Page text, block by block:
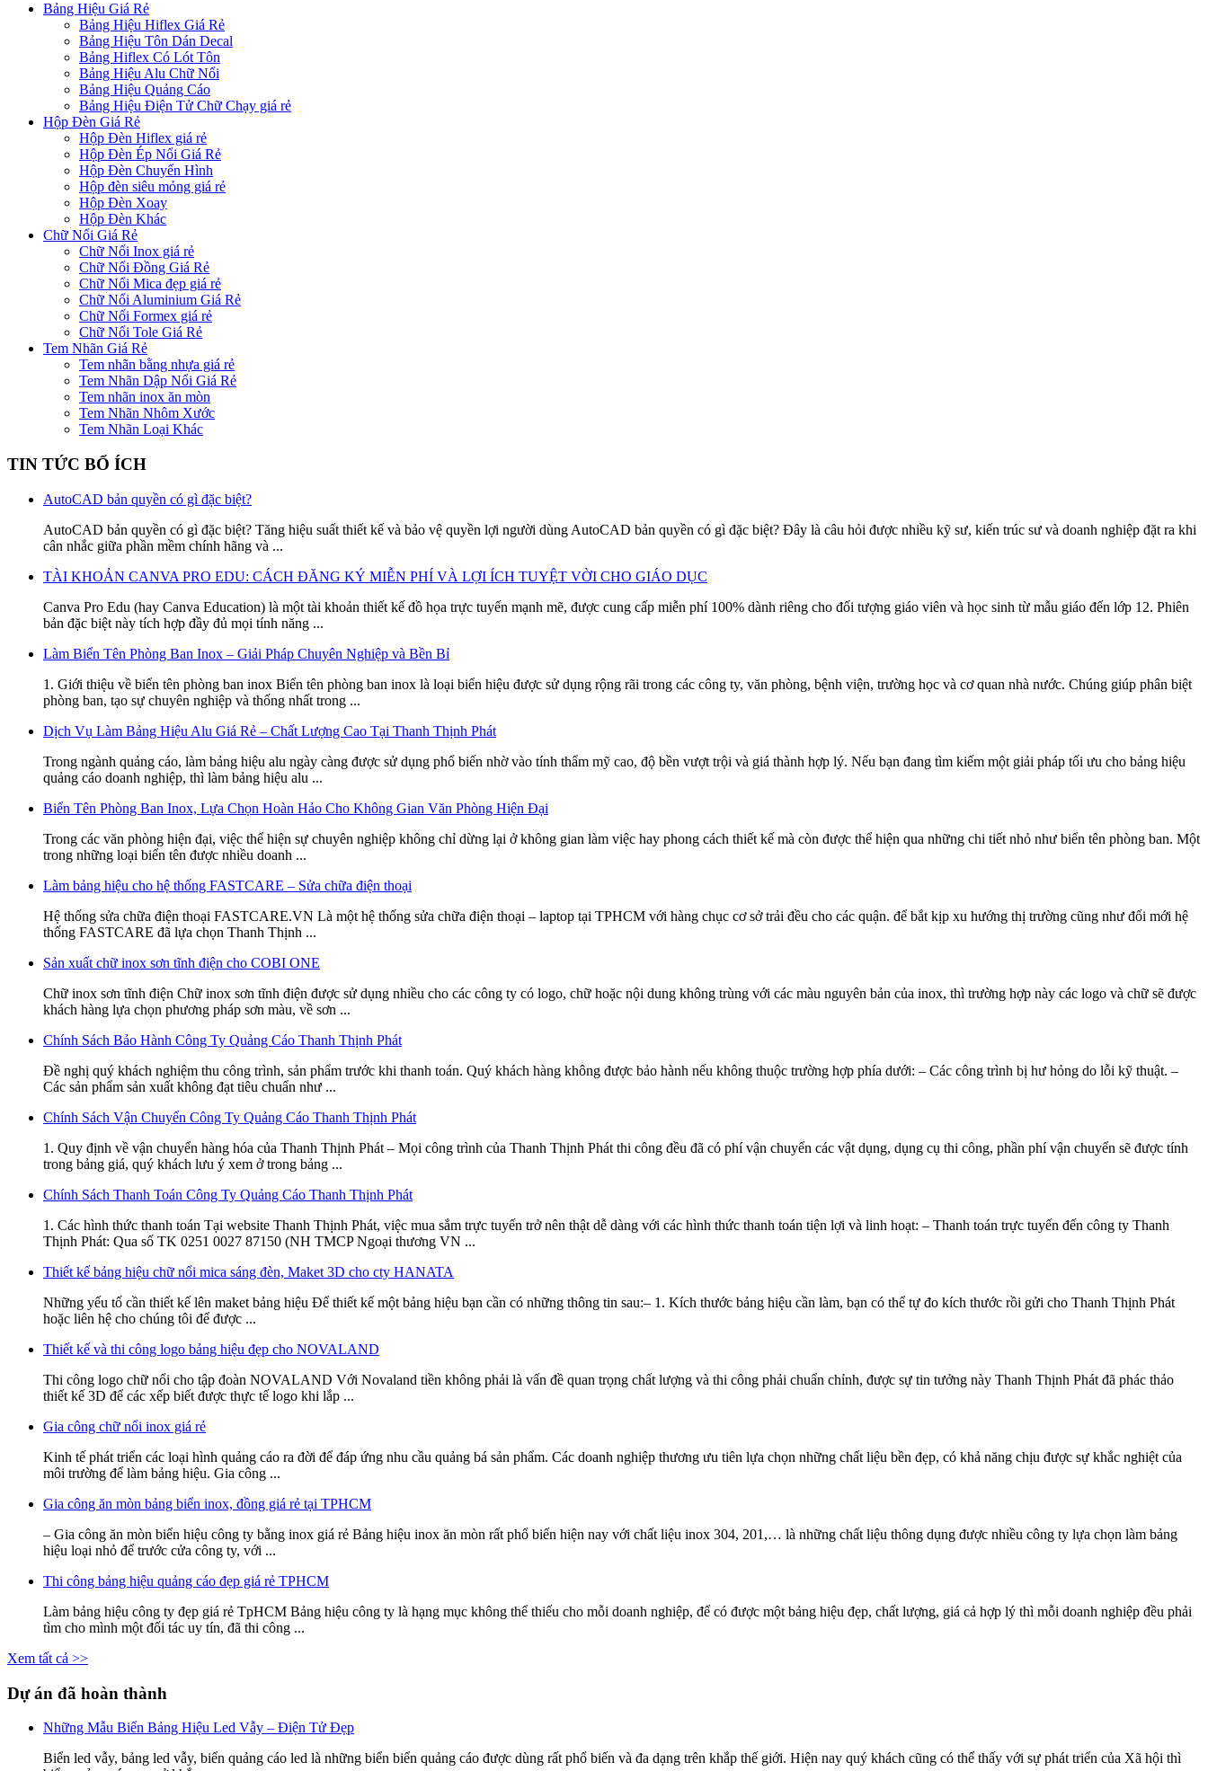
Bảng Hiệu Giá Rẻ
Bảng Hiệu Hiflex Giá Rẻ
Bảng Hiệu Tôn Dán Decal
Bảng Hiflex Có Lót Tôn
Bảng Hiệu Alu Chữ Nổi
Bảng Hiệu Quảng Cáo
Bảng Hiệu Điện Tử Chữ Chạy giá rẻ
Hộp Đèn Giá Rẻ
Hộp Đèn Hiflex giá rẻ
Hộp Đèn Ép Nổi Giá Rẻ
Hộp Đèn Chuyển Hình
Hộp đèn siêu mỏng giá rẻ
Hộp Đèn Xoay
Hộp Đèn Khác
Chữ Nổi Giá Rẻ
Chữ Nổi Inox giá rẻ
Chữ Nổi Đồng Giá Rẻ
Chữ Nổi Mica đẹp giá rẻ
Chữ Nổi Aluminium Giá Rẻ
Chữ Nổi Formex giá rẻ
Chữ Nổi Tole Giá Rẻ
Tem Nhãn Giá Rẻ
Tem nhãn bằng nhựa giá rẻ
Tem Nhãn Dập Nổi Giá Rẻ
Tem nhãn inox ăn mòn
Tem Nhãn Nhôm Xước
Tem Nhãn Loại Khác
TIN TỨC BỔ ÍCH
AutoCAD bản quyền có gì đặc biệt?
AutoCAD bản quyền có gì đặc biệt? Tăng hiệu suất thiết kế và bảo vệ quyền lợi người dùng AutoCAD bản quyền có gì đặc biệt? Đây là câu hỏi được nhiều kỹ sư, kiến trúc sư và doanh nghiệp đặt ra khi
cân nhắc giữa phần mềm chính hãng và ...
TÀI KHOẢN CANVA PRO EDU: CÁCH ĐĂNG KÝ MIỄN PHÍ VÀ LỢI ÍCH TUYỆT VỜI CHO GIÁO DỤC
Canva Pro Edu (hay Canva Education) là một tài khoản thiết kế đồ họa trực tuyến mạnh mẽ, được cung cấp miễn phí 100% dành riêng cho đối tượng giáo viên và học sinh từ mẫu giáo đến lớp 12. Phiên
bản đặc biệt này tích hợp đầy đủ mọi tính năng ...
Làm Biển Tên Phòng Ban Inox – Giải Pháp Chuyên Nghiệp và Bền Bỉ
1. Giới thiệu về biển tên phòng ban inox Biển tên phòng ban inox là loại biển hiệu được sử dụng rộng rãi trong các công ty, văn phòng, bệnh viện, trường học và cơ quan nhà nước. Chúng giúp phân biệt
phòng ban, tạo sự chuyên nghiệp và thống nhất trong ...
Dịch Vụ Làm Bảng Hiệu Alu Giá Rẻ – Chất Lượng Cao Tại Thanh Thịnh Phát
Trong ngành quảng cáo, làm bảng hiệu alu ngày càng được sử dụng phổ biến nhờ vào tính thẩm mỹ cao, độ bền vượt trội và giá thành hợp lý. Nếu bạn đang tìm kiếm một giải pháp tối ưu cho bảng hiệu
quảng cáo doanh nghiệp, thì làm bảng hiệu alu ...
Biển Tên Phòng Ban Inox, Lựa Chọn Hoàn Hảo Cho Không Gian Văn Phòng Hiện Đại
Trong các văn phòng hiện đại, việc thể hiện sự chuyên nghiệp không chỉ dừng lại ở không gian làm việc hay phong cách thiết kế mà còn được thể hiện qua những chi tiết nhỏ như biển tên phòng ban. Một
trong những loại biển tên được nhiều doanh ...
Làm bảng hiệu cho hệ thống FASTCARE – Sửa chữa điện thoại
Hệ thống sửa chữa điện thoại FASTCARE.VN Là một hệ thống sửa chữa điện thoại – laptop tại TPHCM với hàng chục cơ sở trải đều cho các quận. để bắt kịp xu hướng thị trường cũng như đổi mới hệ
thống FASTCARE đã lựa chọn Thanh Thịnh ...
Sản xuất chữ inox sơn tĩnh điện cho COBI ONE
Chữ inox sơn tĩnh điện Chữ inox sơn tĩnh điện được sử dụng nhiều cho các công ty có logo, chữ hoặc nội dung không trùng với các màu nguyên bản của inox, thì trường hợp này các logo và chữ sẽ được
khách hàng lựa chọn phương pháp sơn màu, về sơn ...
Chính Sách Bảo Hành Công Ty Quảng Cáo Thanh Thịnh Phát
Đề nghị quý khách nghiệm thu công trình, sản phẩm trước khi thanh toán. Quý khách hàng không được bảo hành nếu không thuộc trường hợp phía dưới: – Các công trình bị hư hỏng do lỗi kỹ thuật. –
Các sản phẩm sản xuất không đạt tiêu chuẩn như ...
Chính Sách Vận Chuyển Công Ty Quảng Cáo Thanh Thịnh Phát
1. Quy định về vận chuyển hàng hóa của Thanh Thịnh Phát – Mọi công trình của Thanh Thịnh Phát thi công đều đã có phí vận chuyển các vật dụng, dụng cụ thi công, phần phí vận chuyển sẽ được tính
trong bảng giá, quý khách lưu ý xem ở trong bảng ...
Chính Sách Thanh Toán Công Ty Quảng Cáo Thanh Thịnh Phát
1. Các hình thức thanh toán Tại website Thanh Thịnh Phát, việc mua sắm trực tuyến trở nên thật dễ dàng với các hình thức thanh toán tiện lợi và linh hoạt: – Thanh toán trực tuyến đến công ty Thanh
Thịnh Phát: Qua số TK 0251 0027 87150 (NH TMCP Ngoại thương VN ...
Thiết kế bảng hiệu chữ nổi mica sáng đèn, Maket 3D cho cty HANATA
Những yếu tố cần thiết kế lên maket bảng hiệu Để thiết kế một bảng hiệu bạn cần có những thông tin sau:– 1. Kích thước bảng hiệu cần làm, bạn có thể tự đo kích thước rồi gửi cho Thanh Thịnh Phát
hoặc liên hệ cho chúng tôi để được ...
Thiết kế và thi công logo bảng hiệu đẹp cho NOVALAND
Thi công logo chữ nổi cho tập đoàn NOVALAND Với Novaland tiền không phải là vấn đề quan trọng chất lượng và thi công phải chuẩn chỉnh, được sự tin tưởng này Thanh Thịnh Phát đã phác thảo
thiết kế 3D để các xếp biết được thực tế logo khi lắp ...
Gia công chữ nổi inox giá rẻ
Kinh tế phát triển các loại hình quảng cáo ra đời để đáp ứng nhu cầu quảng bá sản phẩm. Các doanh nghiệp thương ưu tiên lựa chọn những chất liệu bền đẹp, có khả năng chịu được sự khắc nghiệt của
môi trường để làm bảng hiệu. Gia công ...
Gia công ăn mòn bảng biển inox, đồng giá rẻ tại TPHCM
– Gia công ăn mòn biển hiệu công ty bằng inox giá rẻ Bảng hiệu inox ăn mòn rất phổ biến hiện nay với chất liệu inox 304, 201,… là những chất liệu thông dụng được nhiều công ty lựa chọn làm bảng
hiệu loại nhỏ để trước cửa công ty, với ...
Thi công bảng hiệu quảng cáo đẹp giá rẻ TPHCM
Làm bảng hiệu công ty đẹp giá rẻ TpHCM Bảng hiệu công ty là hạng mục không thể thiếu cho mỗi doanh nghiệp, để có được một bảng hiệu đẹp, chất lượng, giá cả hợp lý thì mỗi doanh nghiệp đều phải
tìm cho mình một đối tác uy tín, đã thi công ...
Xem tất cả >>
Dự án đã hoàn thành
Những Mẫu Biển Bảng Hiệu Led Vẫy – Điện Tử Đẹp
Biển led vẫy, bảng led vẫy, biển quảng cáo led là những biển biển quảng cáo được dùng rất phổ biến và đa dạng trên khắp thế giới. Hiện nay quý khách cũng có thể thấy với sự phát triển của Xã hội thì